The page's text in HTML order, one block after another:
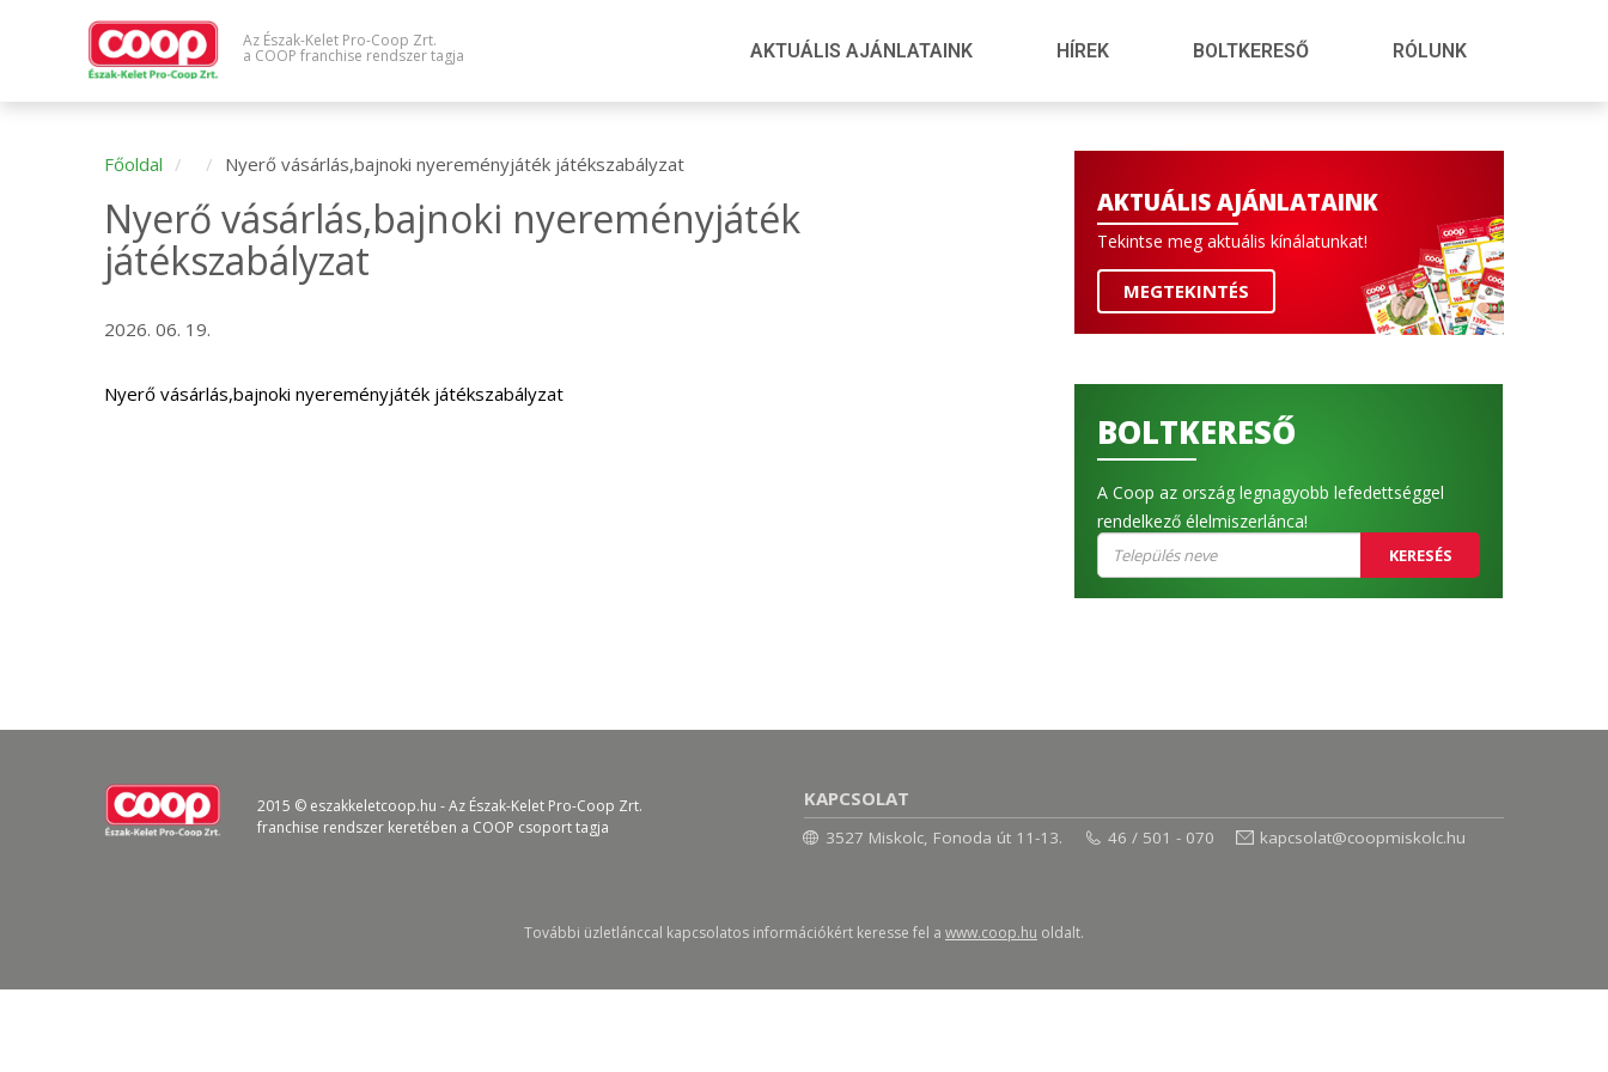
Az Észak-Kelet Pro-Coop Zrt.
a COOP franchise rendszer tagja AKTUÁLIS AJÁNLATAINK HÍREK BOLTKERESŐ RÓLUNK
AKTUÁLIS AJÁNLATAINK
Tekintse meg aktuális kínálatunkat!
MEGTEKINTÉS
BOLTKERESŐ
A Coop az ország legnagyobb lefedettséggel
rendelkező élelmiszerlánca!
KERESÉS
Főoldal Nyerő vásárlás,bajnoki nyereményjáték játékszabályzat
Nyerő vásárlás,bajnoki nyereményjáték
játékszabályzat
2026. 06. 19.
Nyerő vásárlás,bajnoki nyereményjáték játékszabályzat
2015 © eszakkeletcoop.hu - Az Észak-Kelet Pro-Coop Zrt.
franchise rendszer keretében a COOP csoport tagja
KAPCSOLAT
3527 Miskolc, Fonoda út 11-13. 46 / 501 - 070 kapcsolat@coopmiskolc.hu
További üzletlánccal kapcsolatos információkért keresse fel a www.coop.hu oldalt.